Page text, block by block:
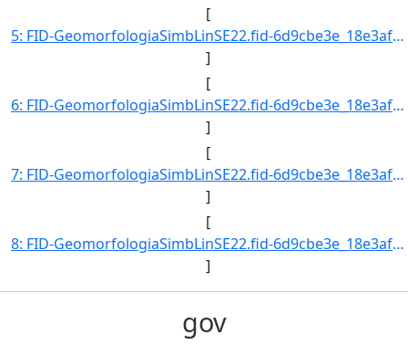
[
5: FID-GeomorfologiaSimbLinSE22.fid-6d9cbe3e_18e3af5da6c_-21c4-Folha-SE22-Codigo_Grupo_Genese-4-Nome_Gr]
]
[
6: FID-GeomorfologiaSimbLinSE22.fid-6d9cbe3e_18e3af5da6c_-21c3-Folha-SE22-Codigo_Grupo_Genese-4-Nome_Gr]
]
[
7: FID-GeomorfologiaSimbLinSE22.fid-6d9cbe3e_18e3af5da6c_-21c2-Folha-SE22-Codigo_Grupo_Genese-4-Nome_Gr]
]
[
8: FID-GeomorfologiaSimbLinSE22.fid-6d9cbe3e_18e3af5da6c_-21c1-Folha-SE22-Codigo_Grupo_Genese-9-Nome_Gr]
]
gov